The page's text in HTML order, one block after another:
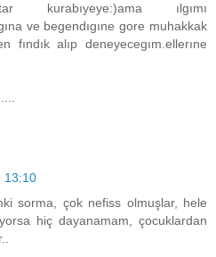
kurabıyeye:)ama ılgımı
ve begendıgıne gore muhakkak
fındık alıp deneyecegım.ellerıne
13:10
sorma, çok nefiss olmuşlar, hele
hiç dayanamam, çocuklardan